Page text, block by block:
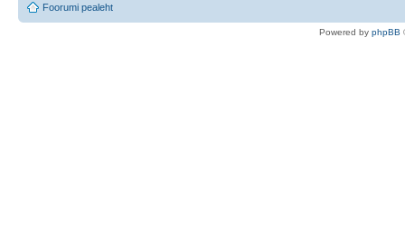
Foorumi pealeht
Powered by phpBB